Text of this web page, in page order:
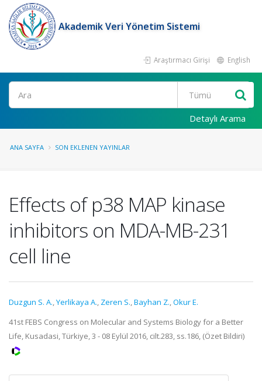
Akademik Veri Yönetim Sistemi
Araştırmacı Girişi English
Ara
Detaylı Arama
ANA SAYFA SON EKLENEN YAYINLAR
Effects of p38 MAP kinase
inhibitors on MDA-MB-231
cell line
Duzgun S. A.,Yerlikaya A., Zeren S.,Bayhan Z.,Okur E.
41st FEBS Congress on Molecular and Systems Biology for a Better
Life, Kusadasi, Türkiye, 3 - 08 Eylül 2016, cilt.283, ss.186, (Özet Bildiri)